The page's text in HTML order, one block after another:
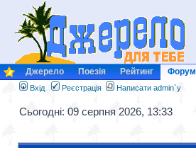
Джерело Поезія Рейтинг Форум
Вхід Реєстрація Написати admin`у
Сьогодні: 09 серпня 2026, 13:33